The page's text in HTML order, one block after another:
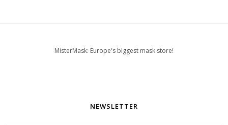
MisterMask: Europe's biggest mask store!
NEWSLETTER